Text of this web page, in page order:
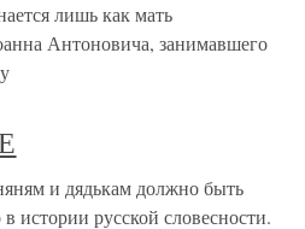
лишь как мать
Антоновича, занимавшего
и дядькам должно быть
истории русской словесности.